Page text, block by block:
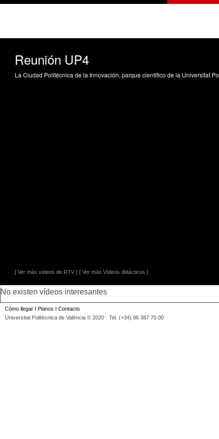
Reunión UP4
[ Ver más vídeos de RTV ] [ Ver más Vídeos didácticos ]
No existen vídeos interesantes
Cómo llegar I Planos I Contacto
Universitat Politècnica de València © 2020 · Tel. (+34) 96 387 70 00